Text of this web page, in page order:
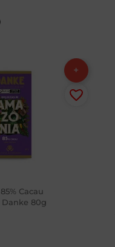
Cacau
80g